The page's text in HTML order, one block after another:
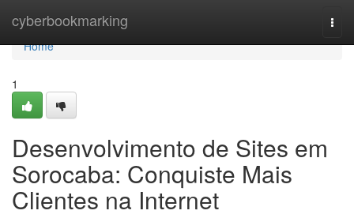
cyberbookmarking
Home
Home
1
Desenvolvimento de Sites em
Sorocaba: Conquiste Mais
Clientes na Internet